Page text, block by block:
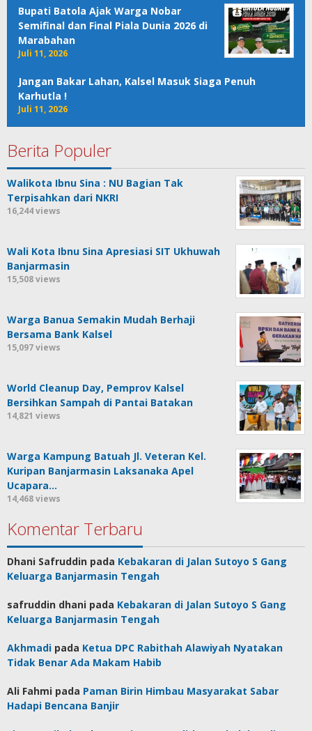
Bupati Batola Ajak Warga Nobar
Semifinal dan Final Piala Dunia 2026 di
Marabahan
Juli 11, 2026
Jangan Bakar Lahan, Kalsel Masuk Siaga Penuh
Karhutla !
Juli 11, 2026
Berita Populer
Walikota Ibnu Sina : NU Bagian Tak
Terpisahkan dari NKRI
16,244 views
Wali Kota Ibnu Sina Apresiasi SIT Ukhuwah
Banjarmasin
15,508 views
Warga Banua Semakin Mudah Berhaji
Bersama Bank Kalsel
15,097 views
World Cleanup Day, Pemprov Kalsel
Bersihkan Sampah di Pantai Batakan
14,821 views
Warga Kampung Batuah Jl. Veteran Kel.
Kuripan Banjarmasin Laksanaka Apel
Ucapara…
14,468 views
Komentar Terbaru
Dhani Safruddin pada Kebakaran di Jalan Sutoyo S Gang
Keluarga Banjarmasin Tengah
safruddin dhani pada Kebakaran di Jalan Sutoyo S Gang
Keluarga Banjarmasin Tengah
Akhmadi pada Ketua DPC Rabithah Alawiyah Nyatakan
Tidak Benar Ada Makam Habib
Ali Fahmi pada Paman Birin Himbau Masyarakat Sabar
Hadapi Bencana Banjir